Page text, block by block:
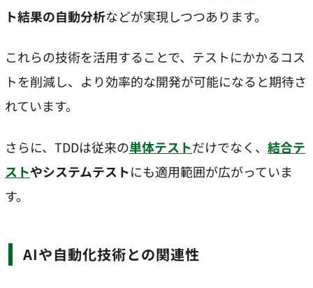
ト結果の自動分析などが実現しつつあります。
これらの技術を活用することで、テストにかかるコス
トを削減し、より効率的な開発が可能になると期待さ
れています。
さらに、TDDは従来の単体テストだけでなく、 結合テ
ストやシステムテストにも適用範囲が広がっていま
す。
AIや自動化技術との関連性